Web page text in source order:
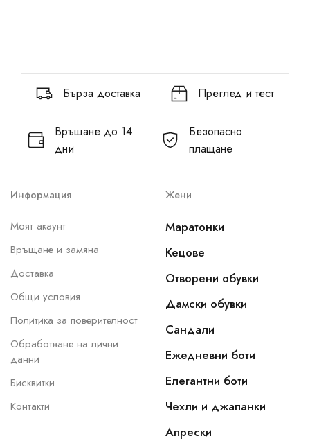
Бърза доставка Преглед и тест
Връщане до 14
дни
Безопасно
плащане
Информация
Моят акаунт
Връщане и замяна
Доставка
Общи условия
Политика за поверителност
Обработване на лични
данни
Бисквитки
Контакти
Жени
Маратонки
Кецове
Отворени обувки
Дамски обувки
Сандали
Ежедневни боти
Елегантни боти
Чехли и джапанки
Апрески